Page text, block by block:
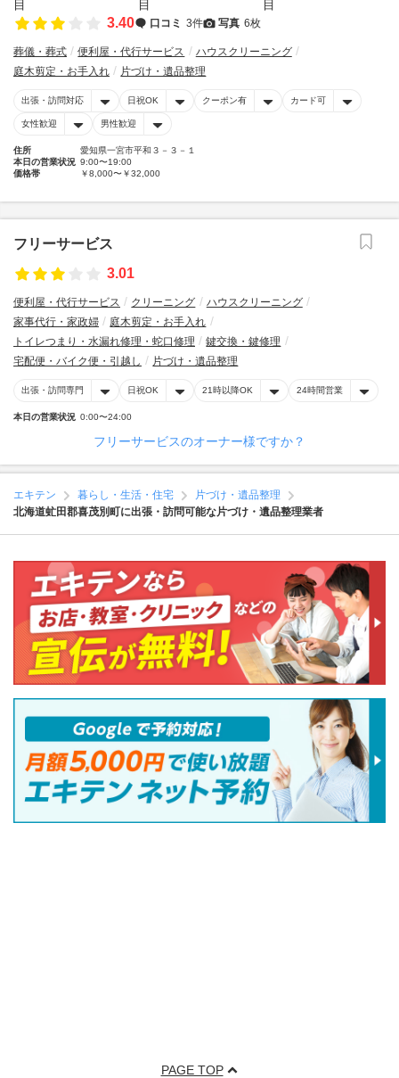
3.40 口コミ 3件 写真 6枚
葬儀・葬式 便利屋・代行サービス
ハウスクリーニング
庭木剪定・お手入れ
片づけ・遺品整理
出張・訪問対応 日祝OK クーポン有 カード可
女性歓迎 男性歓迎
住所
愛知県一宮市平和３－３－１
本日の営業状況 9:00〜19:00
価格帯
￥8,000〜￥32,000
フリーサービス
3.01
便利屋・代行サービス クリーニング
ハウスクリーニング
家事代行・家政婦
庭木剪定・お手入れ
トイレつまり・水漏れ修理・蛇口修理
鍵交換・鍵修理
宅配便・バイク便・引越し
片づけ・遺品整理
出張・訪問専門 日祝OK 21時以降OK 24時間営業
本日の営業状況 0:00〜24:00
フリーサービスのオーナー様ですか？
エキテン 暮らし・生活・住宅
片づけ・遺品整理
北海道虻田郡喜茂別町に出張・訪問可能な片づけ・遺品整理業者
PAGE TOP